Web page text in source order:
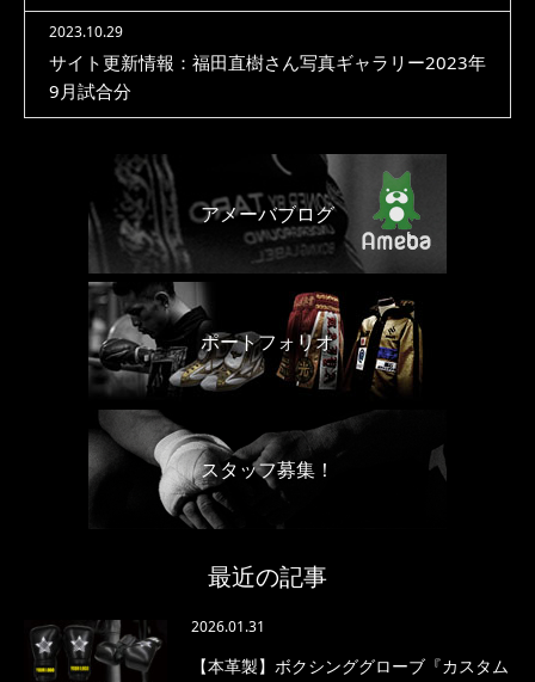
2023.10.29
サイト更新情報：福田直樹さん写真ギャラリー2023年
9月試合分
アメーバブログ
ポートフォリオ
スタッフ募集！
最近の記事
2026.01.31
【本革製】ボクシンググローブ『カスタム